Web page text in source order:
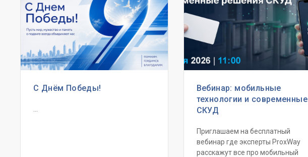
С Днём Победы!
Вебинар: мобильные
технологии и современные
СКУД
Приглашаем на бесплатный
вебинар где эксперты ProxWay
расскажут все про мобильный